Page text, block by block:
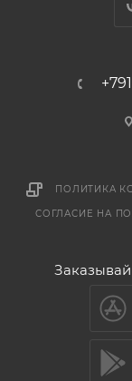
ПОЛИТИКА
СОГЛАСИЕ НА